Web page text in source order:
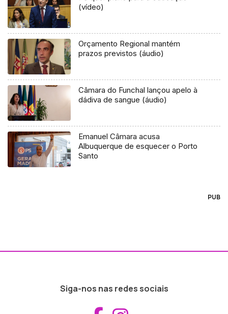
(vídeo)
Orçamento Regional mantém
prazos previstos (áudio)
Câmara do Funchal lançou apelo à
dádiva de sangue (áudio)
Emanuel Câmara acusa
Albuquerque de esquecer o Porto
Santo
PUB
Siga-nos nas redes sociais